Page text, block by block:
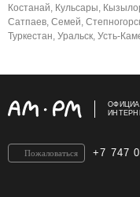
Костанай, Кульсары,
Сатпаев, Семей,
Туркестан, Уральск, Усть-
+7 747
Пожаловаться